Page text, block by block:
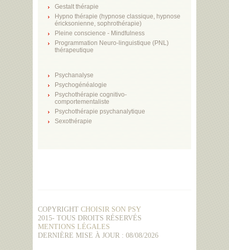
Gestalt thérapie
Hypno thérapie (hypnose classique, hypnose
éricksonienne, sophrothérapie)
Pleine conscience - Mindfulness
Programmation Neuro-linguistique (PNL)
thérapeutique
Psychanalyse
Psychogénéalogie
Psychothérapie cognitivo-
comportementaliste
Psychothérapie psychanalytique
Sexothérapie
COPYRIGHT CHOISIR SON PSY
2015- TOUS DROITS RÉSERVÉS
MENTIONS LÉGALES
DERNIÈRE MISE À JOUR : 08/08/2026